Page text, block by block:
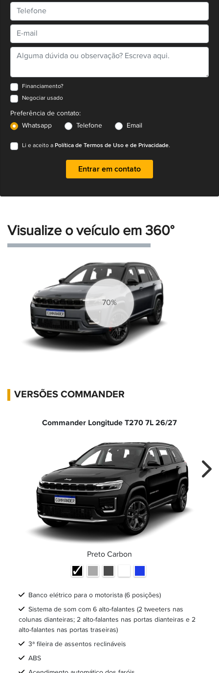
Financiamento?
Negociar usado
Preferência de contato:
Whatsapp
Telefone Email
Li e aceito a Política de Termos de Uso e de Privacidade.
Entrar em contato
Visualize o veículo em 360°
77%
VERSÕES COMMANDER
Commander Longitude T270 7L 26/27
Preto Carbon
Banco elétrico para o motorista (6 posições)
Sistema de som com 6 alto-falantes (2 tweeters nas
colunas dianteiras; 2 alto-falantes nas portas dianteiras e 2
alto-falantes nas portas traseiras)
3ª fileira de assentos reclináveis
ABS